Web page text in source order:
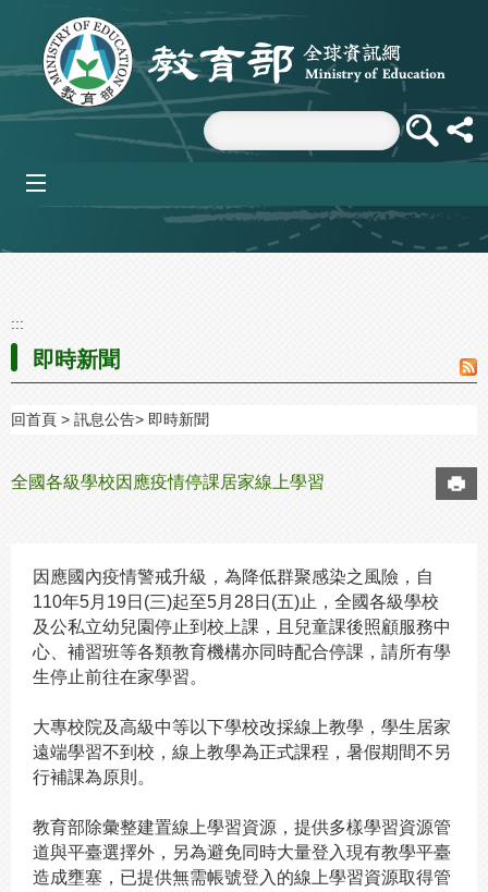
跳到主要內容區塊
:::
即時新聞
回首頁 訊息公告 即時新聞
全國各級學校因應疫情停課居家線上學習
因應國內疫情警戒升級，為降低群聚感染之風險，自
110年5月19日(三)起至5月28日(五)止，全國各級學校
及公私立幼兒園停止到校上課，且兒童課後照顧服務中
心、補習班等各類教育機構亦同時配合停課，請所有學
生停止前往在家學習。
大專校院及高級中等以下學校改採線上教學，學生居家
遠端學習不到校，線上教學為正式課程，暑假期間不另
行補課為原則。
教育部除彙整建置線上學習資源，提供多樣學習資源管
道與平臺選擇外，另為避免同時大量登入現有教學平臺
造成壅塞，已提供無需帳號登入的線上學習資源取得管